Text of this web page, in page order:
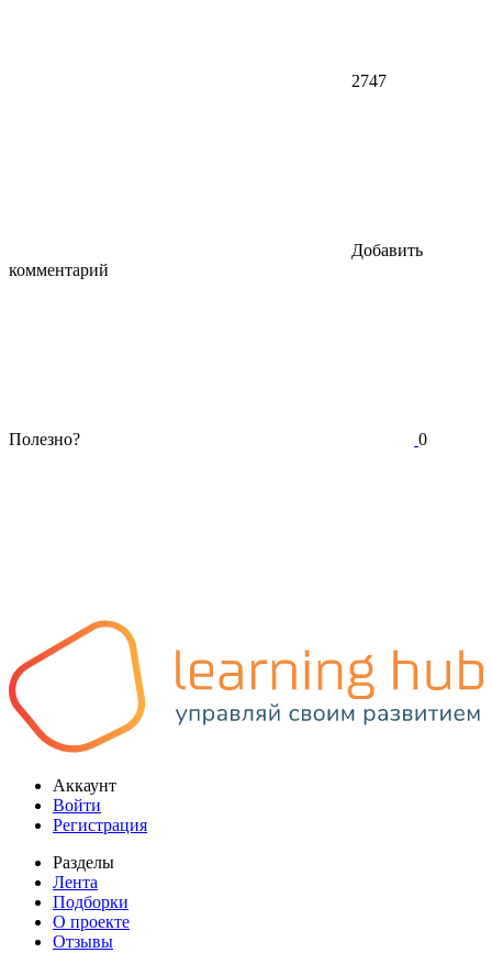
2747
Добавить
комментарий
Полезно? 0
Аккаунт
Войти
Регистрация
Разделы
Лента
Подборки
О проекте
Отзывы